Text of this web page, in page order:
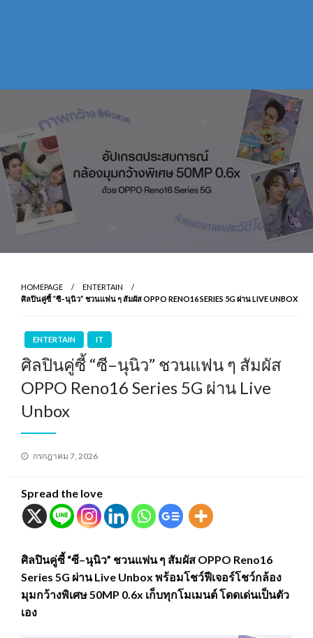
HOMEPAGE
ENTERTAIN
ศิลปินคู่ซี้ “ซี–นุนิว” ชวนแฟน ๆ สัมผัส OPPO RENO16 SERIES 5G ผ่าน LIVE UNBOX
ENTERTAIN IT
ศิลปินคู่ซี้ “ซี–นุนิว” ชวนแฟน ๆ สัมผัส
OPPO Reno16 Series 5G ผ่าน Live
Unbox
Posted
กรกฎาคม 7, 2026
Spread the love
ศิลปินคู่ซี้ “ซี–นุนิว” ชวนแฟน ๆ สัมผัส OPPO Reno16
Series 5G ผ่าน Live Unbox พร้อมโชว์ฟีเจอร์โชว์กล้อง
มุมกว้างพิเศษ 50MP 0.6x เก็บทุกโมเมนต์ โดดเด่นเป็นตัว
เอง